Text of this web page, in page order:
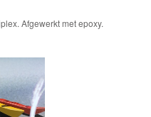
Afgewerkt met epoxy.